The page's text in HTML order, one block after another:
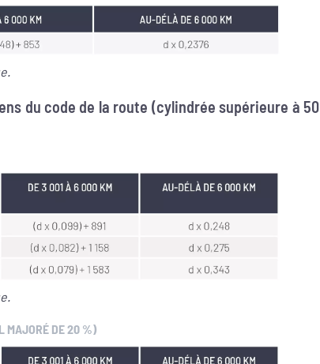
du code de la route (cylindrée supérieure à 50
MAJORÉ DE 20 %)